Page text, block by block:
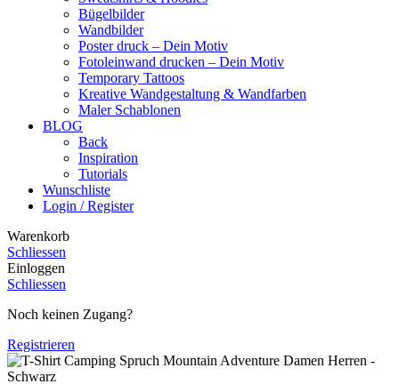
Bügelbilder
Wandbilder
Poster druck – Dein Motiv
Fotoleinwand drucken – Dein Motiv
Temporary Tattoos
Kreative Wandgestaltung & Wandfarben
Maler Schablonen
BLOG
Back
Inspiration
Tutorials
Wunschliste
Login / Register
Warenkorb
Schliessen
Einloggen
Schliessen
Noch keinen Zugang?
Registrieren